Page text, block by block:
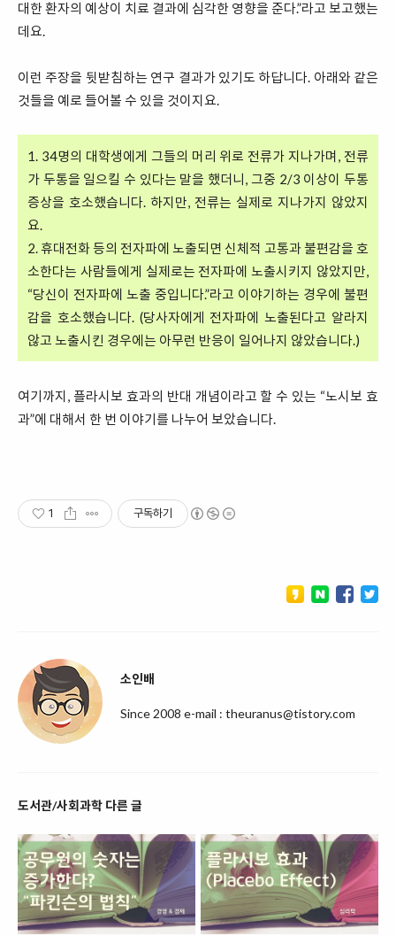
대한 환자의 예상이 치료 결과에 심각한 영향을 준다.”라고 보고했는
데요.
이런 주장을 뒷받침하는 연구 결과가 있기도 하답니다. 아래와 같은
것들을 예로 들어볼 수 있을 것이지요.
1. 34명의 대학생에게 그들의 머리 위로 전류가 지나가며, 전류
가 두통을 일으킬 수 있다는 말을 했더니, 그중 2/3 이상이 두통
증상을 호소했습니다. 하지만, 전류는 실제로 지나가지 않았지
요.
2. 휴대전화 등의 전자파에 노출되면 신체적 고통과 불편감을 호
소한다는 사람들에게 실제로는 전자파에 노출시키지 않았지만,
“당신이 전자파에 노출 중입니다.”라고 이야기하는 경우에 불편
감을 호소했습니다. (당사자에게 전자파에 노출된다고 알라지
않고 노출시킨 경우에는 아무런 반응이 일어나지 않았습니다.)
여기까지, 플라시보 효과의 반대 개념이라고 할 수 있는 “노시보 효
과”에 대해서 한 번 이야기를 나누어 보았습니다.
1 구독하기
소인배
Since 2008 e-mail : theuranus@tistory.com
도서관/사회과학 다른 글